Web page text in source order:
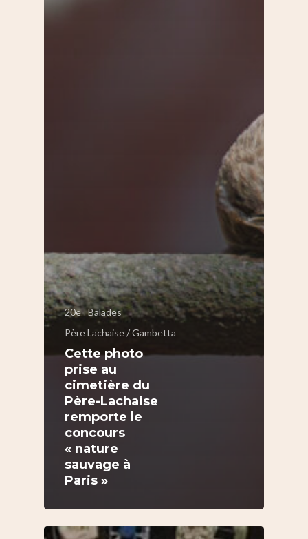
20e Balades
Père Lachaise / Gambetta
Cette photo
prise au
cimetière du
Père-Lachaise
remporte le
concours
« nature
sauvage à
Paris »